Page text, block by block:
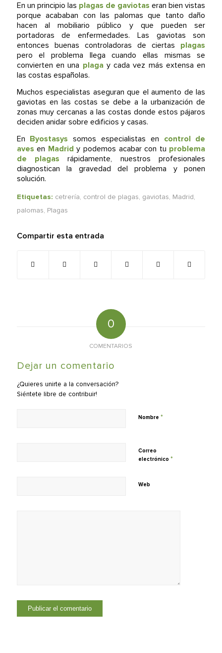
En un principio las plagas de gaviotas eran bien vistas
porque acababan con las palomas que tanto daño
hacen al mobiliario público y que pueden ser
portadoras de enfermedades. Las gaviotas son
entonces buenas controladoras de ciertas plagas
pero el problema llega cuando ellas mismas se
convierten en una plaga y cada vez más extensa en
las costas españolas.
Muchos especialistas aseguran que el aumento de las
gaviotas en las costas se debe a la urbanización de
zonas muy cercanas a las costas donde estos pájaros
deciden anidar sobre edificios y casas.
En Byostasys somos especialistas en control de
aves en Madrid y podemos acabar con tu problema
de plagas rápidamente, nuestros profesionales
diagnostican la gravedad del problema y ponen
solución.
Etiquetas: cetrería, control de plagas, gaviotas, Madrid,
palomas, Plagas
Compartir esta entrada
0
COMENTARIOS
Dejar un comentario
¿Quieres unirte a la conversación?
Siéntete libre de contribuir!
Nombre *
Correo
electrónico *
Web